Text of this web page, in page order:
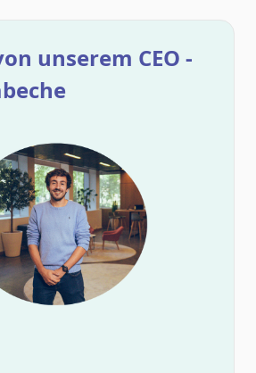
unserem CEO -